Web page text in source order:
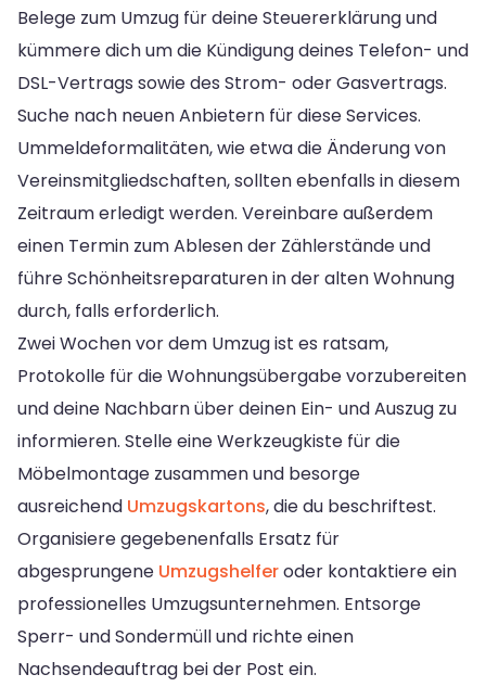
Belege zum Umzug für deine Steuererklärung und
kümmere dich um die Kündigung deines Telefon- und
DSL-Vertrags sowie des Strom- oder Gasvertrags.
Suche nach neuen Anbietern für diese Services.
Ummeldeformalitäten, wie etwa die Änderung von
Vereinsmitgliedschaften, sollten ebenfalls in diesem
Zeitraum erledigt werden. Vereinbare außerdem
einen Termin zum Ablesen der Zählerstände und
führe Schönheitsreparaturen in der alten Wohnung
durch, falls erforderlich.
Zwei Wochen vor dem Umzug ist es ratsam,
Protokolle für die Wohnungsübergabe vorzubereiten
und deine Nachbarn über deinen Ein- und Auszug zu
informieren. Stelle eine Werkzeugkiste für die
Möbelmontage zusammen und besorge
ausreichend Umzugskartons, die du beschriftest.
Organisiere gegebenenfalls Ersatz für
abgesprungene Umzugshelferoder kontaktiere ein
professionelles Umzugsunternehmen. Entsorge
Sperr- und Sondermüll und richte einen
Nachsendeauftrag bei der Post ein.